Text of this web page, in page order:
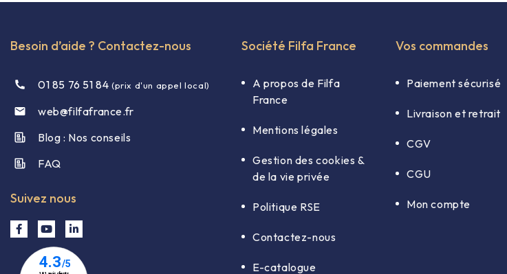
Besoin d’aide ? Contactez-nous
01 85 76 51 84 (prix d'un appel local)

web@filfafrance.fr
Blog : Nos conseils​
FAQ​
Suivez nous
Société Filfa France
A propos de Filfa
France
Mentions légales
Gestion des cookies &
de la vie privée
Politique RSE
Contactez-nous
E-catalogue
Vos commandes
Paiement sécurisé
Livraison et retrait
CGV
CGU
Mon compte